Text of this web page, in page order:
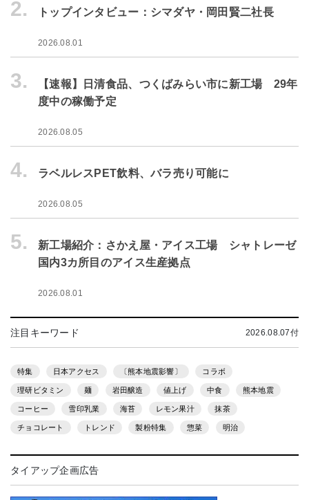
2. トップインタビュー：シマダヤ・岡田賢二社長
2026.08.01
3.
【速報】日清食品、つくばみらい市に新工場 29年
度中の稼働予定
2026.08.05
4. ラベルレスPET飲料、バラ売り可能に
2026.08.05
5.
新工場紹介：さかえ屋・アイス工場 シャトレーゼ
国内3カ所目のアイス生産拠点
2026.08.01
注目キーワード 2026.08.07付
特集 日本アクセス 〔熊本地震影響〕 コラボ
理研ビタミン 麺 岩田醸造 値上げ 中食 熊本地震
コーヒー 雪印乳業 海苔 レモン果汁 抹茶
チョコレート トレンド 製粉特集 惣菜 明治
タイアップ企画広告